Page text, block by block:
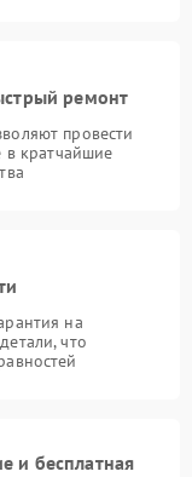
ремонт
провести
в кратчайшие
на
что
и бесплатная